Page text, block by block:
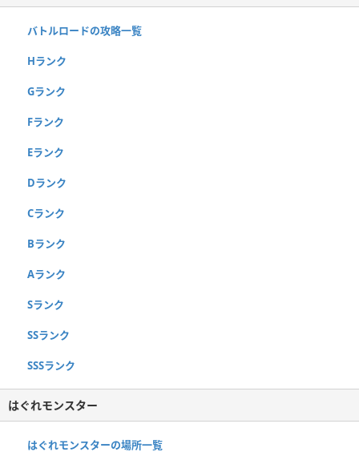
バトルロードの攻略一覧
Hランク
Gランク
Fランク
Eランク
Dランク
Cランク
Bランク
Aランク
Sランク
SSランク
SSSランク
はぐれモンスター
はぐれモンスターの場所一覧